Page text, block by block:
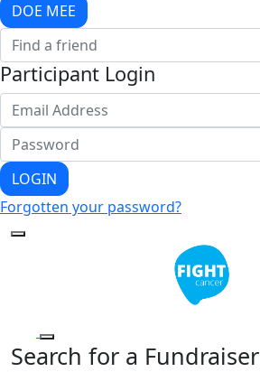
DOE MEE
Participant Login
LOGIN
Forgotten your password?
Search for a Fundraiser